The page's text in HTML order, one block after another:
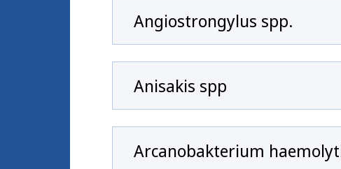
Angiostrongylus spp.
Anisakis spp
Arcanobakterium